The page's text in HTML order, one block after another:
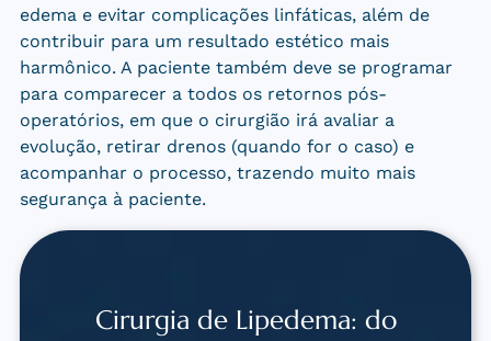
edema e evitar complicações linfáticas, além de
contribuir para um resultado estético mais
harmônico. A paciente também deve se programar
para comparecer a todos os retornos pós-
operatórios, em que o cirurgião irá avaliar a
evolução, retirar drenos (quando for o caso) e
acompanhar o processo, trazendo muito mais
segurança à paciente.
Cirurgia de Lipedema: do